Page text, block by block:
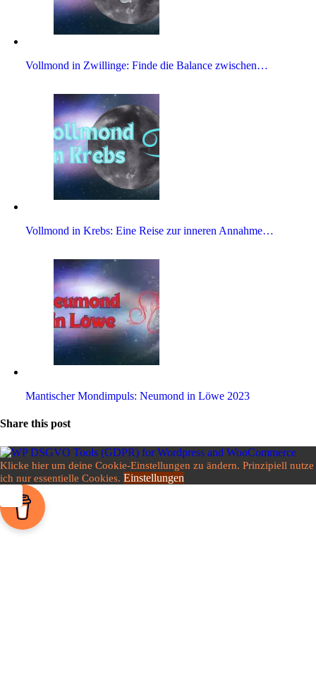
Voll­mond in Zwil­linge: Finde die Balance zwischen…
Voll­mond in Krebs: Eine Reise zur inneren Annahme…
Man­ti­scher Mond­im­puls: Neu­mond in Löwe 2023
Share this post
Klicke hier um deine Cookie-Einstellungen zu ändern. Prinzipiell nutze
ich nur essentielle Cookies. Einstellungen